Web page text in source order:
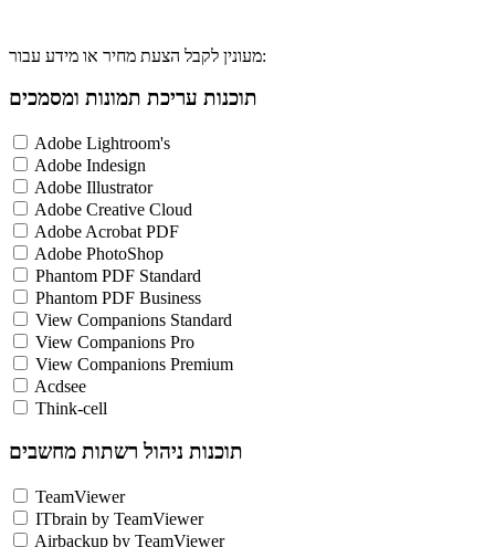
מעונין לקבל הצעת מחיר או מידע עבור:
תוכנות עריכת תמונות ומסמכים
Adobe Lightroom's
Adobe Indesign
Adobe Illustrator
Adobe Creative Cloud
Adobe Acrobat PDF
Adobe PhotoShop
Phantom PDF Standard
Phantom PDF Business
View Companions Standard
View Companions Pro
View Companions Premium
Acdsee
Think-cell
תוכנות ניהול רשתות מחשבים
TeamViewer
ITbrain by TeamViewer
Airbackup by TeamViewer